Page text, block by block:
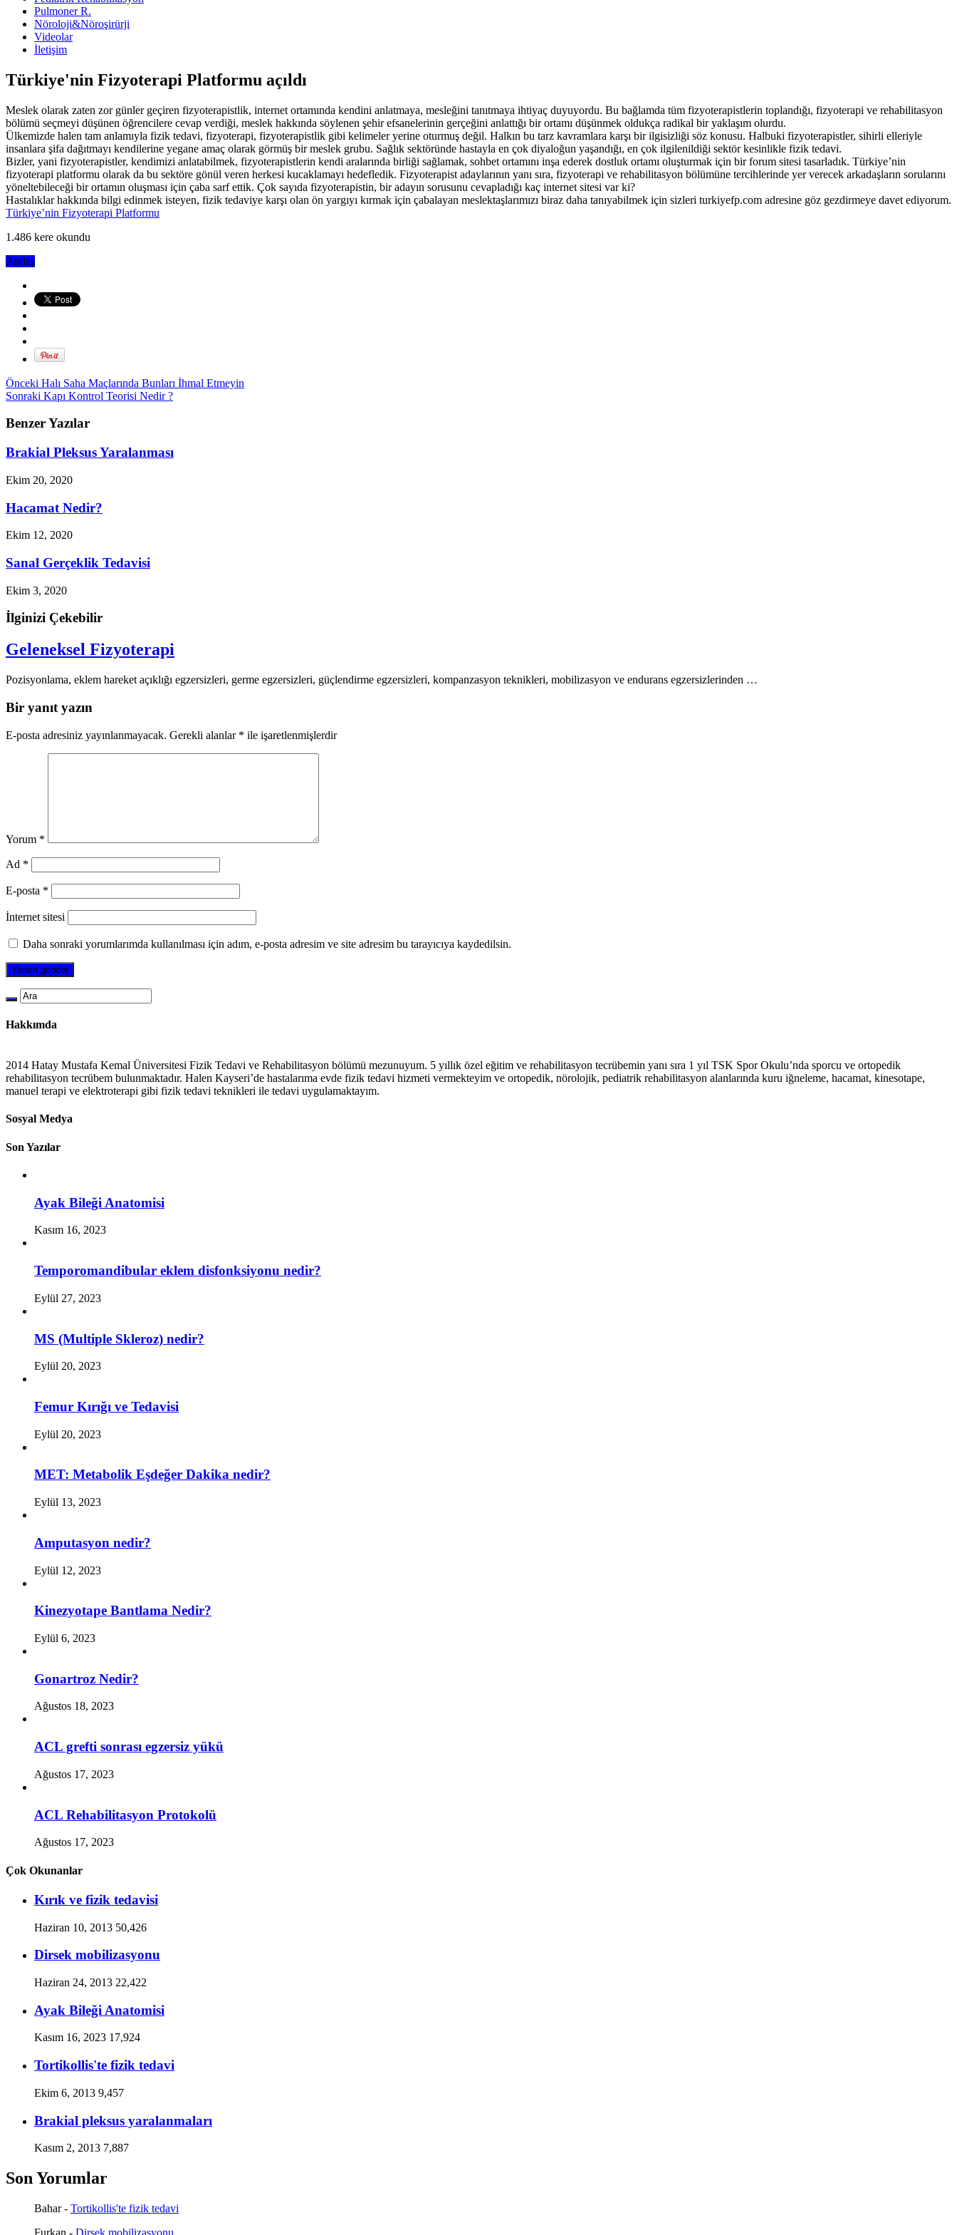
Pulmoner R.
Nöroloji&Nöroşirürji
Videolar
İletişim
Türkiye'nin Fizyoterapi Platformu açıldı
Meslek olarak zaten zor günler geçiren fizyoterapistlik, internet ortamında kendini anlatmaya, mesleğini tanıtmaya ihtiyaç duyuyordu. Bu bağlamda tüm fizyoterapistlerin toplandığı, fizyoterapi ve rehabilitasyon
bölümü seçmeyi düşünen öğrencilere cevap verdiği, meslek hakkında söylenen şehir efsanelerinin gerçeğini anlattığı bir ortamı düşünmek oldukça radikal bir yaklaşım olurdu.
Ülkemizde halen tam anlamıyla fizik tedavi, fizyoterapi, fizyoterapistlik gibi kelimeler yerine oturmuş değil. Halkın bu tarz kavramlara karşı bir ilgisizliği söz konusu. Halbuki fizyoterapistler, sihirli elleriyle
insanlara şifa dağıtmayı kendilerine yegane amaç olarak görmüş bir meslek grubu. Sağlık sektöründe hastayla en çok diyaloğun yaşandığı, en çok ilgilenildiği sektör kesinlikle fizik tedavi.
Bizler, yani fizyoterapistler, kendimizi anlatabilmek, fizyoterapistlerin kendi aralarında birliği sağlamak, sohbet ortamını inşa ederek dostluk ortamı oluşturmak için bir forum sitesi tasarladık. Türkiye’nin
fizyoterapi platformu olarak da bu sektöre gönül veren herkesi kucaklamayı hedefledik. Fizyoterapist adaylarının yanı sıra, fizyoterapi ve rehabilitasyon bölümüne tercihlerinde yer verecek arkadaşların sorularını
yöneltebileceği bir ortamın oluşması için çaba sarf ettik. Çok sayıda fizyoterapistin, bir adayın sorusunu cevapladığı kaç internet sitesi var ki?
Hastalıklar hakkında bilgi edinmek isteyen, fizik tedaviye karşı olan ön yargıyı kırmak için çabalayan meslektaşlarımızı biraz daha tanıyabilmek için sizleri turkiyefp.com adresine göz gezdirmeye davet ediyorum.
Türkiye’nin Fizyoterapi Platformu
1.486 kere okundu
Paylaş
Önceki Halı Saha Maçlarında Bunları İhmal Etmeyin
Sonraki Kapı Kontrol Teorisi Nedir ?
Benzer Yazılar
Brakial Pleksus Yaralanması
Ekim 20, 2020
Hacamat Nedir?
Ekim 12, 2020
Sanal Gerçeklik Tedavisi
Ekim 3, 2020
İlginizi Çekebilir
Geleneksel Fizyoterapi
Pozisyonlama, eklem hareket açıklığı egzersizleri, germe egzersizleri, güçlendirme egzersizleri, kompanzasyon teknikleri, mobilizasyon ve endurans egzersizlerinden …
Bir yanıt yazın
E-posta adresiniz yayınlanmayacak. Gerekli alanlar * ile işaretlenmişlerdir
Yorum *
Ad *
E-posta *
İnternet sitesi
Daha sonraki yorumlarımda kullanılması için adım, e-posta adresim ve site adresim bu tarayıcıya kaydedilsin.
Hakkımda
2014 Hatay Mustafa Kemal Üniversitesi Fizik Tedavi ve Rehabilitasyon bölümü mezunuyum. 5 yıllık özel eğitim ve rehabilitasyon tecrübemin yanı sıra 1 yıl TSK Spor Okulu’nda sporcu ve ortopedik
rehabilitasyon tecrübem bulunmaktadır. Halen Kayseri’de hastalarıma evde fizik tedavi hizmeti vermekteyim ve ortopedik, nörolojik, pediatrik rehabilitasyon alanlarında kuru iğneleme, hacamat, kinesotape,
manuel terapi ve elektroterapi gibi fizik tedavi teknikleri ile tedavi uygulamaktayım.
Sosyal Medya
Son Yazılar
Ayak Bileği Anatomisi
Kasım 16, 2023
Temporomandibular eklem disfonksiyonu nedir?
Eylül 27, 2023
MS (Multiple Skleroz) nedir?
Eylül 20, 2023
Femur Kırığı ve Tedavisi
Eylül 20, 2023
MET: Metabolik Eşdeğer Dakika nedir?
Eylül 13, 2023
Amputasyon nedir?
Eylül 12, 2023
Kinezyotape Bantlama Nedir?
Eylül 6, 2023
Gonartroz Nedir?
Ağustos 18, 2023
ACL grefti sonrası egzersiz yükü
Ağustos 17, 2023
ACL Rehabilitasyon Protokolü
Ağustos 17, 2023
Çok Okunanlar
Kırık ve fizik tedavisi
Haziran 10, 2013 50,426
Dirsek mobilizasyonu
Haziran 24, 2013 22,422
Ayak Bileği Anatomisi
Kasım 16, 2023 17,924
Tortikollis'te fizik tedavi
Ekim 6, 2013 9,457
Brakial pleksus yaralanmaları
Kasım 2, 2013 7,887
Son Yorumlar
Bahar- Tortikollis'te fizik tedavi